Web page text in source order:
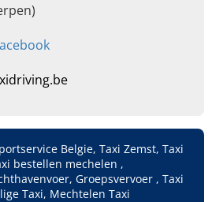
Belgie, Taxi Zemst, Taxi
bestellen mechelen ,
Groepsvervoer , Taxi
Taxi, Mechtelen Taxi